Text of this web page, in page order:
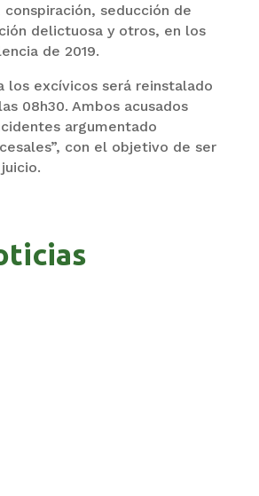
seducción de
delictuosa y otros, en los
de 2019.
los excívicos será reinstalado
08h30. Ambos acusados
argumentado
con el objetivo de ser